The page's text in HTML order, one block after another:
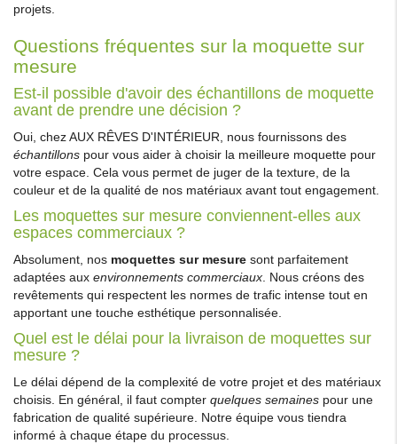
projets.
Questions fréquentes sur la moquette sur
mesure
Est-il possible d'avoir des échantillons de moquette
avant de prendre une décision ?
Oui, chez AUX RÊVES D'INTÉRIEUR, nous fournissons des
échantillons pour vous aider à choisir la meilleure moquette pour
votre espace. Cela vous permet de juger de la texture, de la
couleur et de la qualité de nos matériaux avant tout engagement.
Les moquettes sur mesure conviennent-elles aux
espaces commerciaux ?
Absolument, nos moquettes sur mesure sont parfaitement
adaptées aux environnements commerciaux . Nous créons des
revêtements qui respectent les normes de trafic intense tout en
apportant une touche esthétique personnalisée.
Quel est le délai pour la livraison de moquettes sur
mesure ?
Le délai dépend de la complexité de votre projet et des matériaux
choisis. En général, il faut compter quelques semaines pour une
fabrication de qualité supérieure. Notre équipe vous tiendra
informé à chaque étape du processus.